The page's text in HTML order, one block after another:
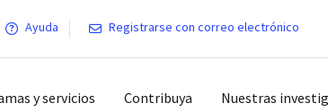
Ayuda Registrarse con correo electrónico
y servicios Contribuya Nuestras